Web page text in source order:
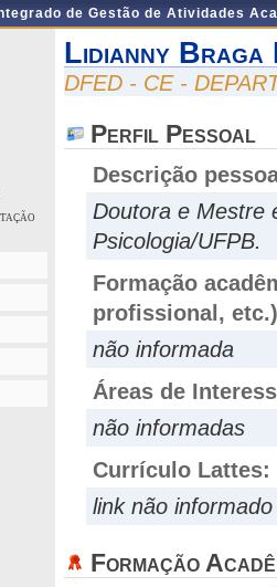
de Gestão de Atividades
Lidianny Braga
DFED - CE -
Perfil Pessoal
Descrição
Doutora e Mestre
Psicologia/UFPB.
Formação
profissional, etc.)
não informada
Áreas de
não informadas
Currículo Lattes:
link não informado
Formação